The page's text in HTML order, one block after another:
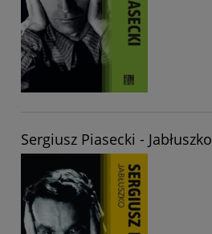
Sergiusz Piasecki - Jabłuszko